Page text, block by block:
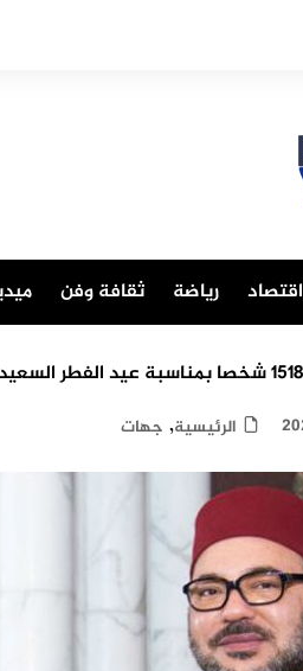
اقتصاد رياضة ثقافة وفن
الرئيسية, جهات